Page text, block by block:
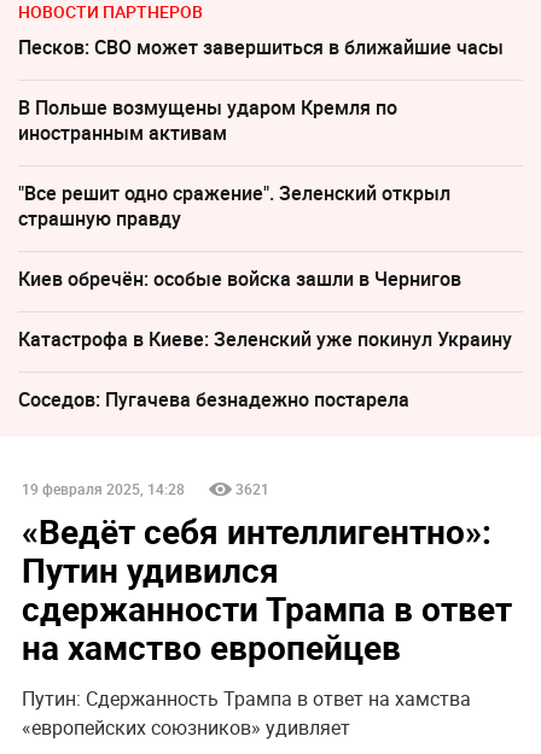
НОВОСТИ ПАРТНЕРОВ
Песков: СВО может завершиться в ближайшие часы
В Польше возмущены ударом Кремля по
иностранным активам
"Все решит одно сражение". Зеленский открыл
страшную правду
Киев обречён: особые войска зашли в Чернигов
Катастрофа в Киеве: Зеленский уже покинул Украину
Соседов: Пугачева безнадежно постарела
19 февраля 2025, 14:28 3621
«Ведёт себя интеллигентно»:
Путин удивился
сдержанности Трампа в ответ
на хамство европейцев
Путин: Сдержанность Трампа в ответ на хамства
«европейских союзников» удивляет